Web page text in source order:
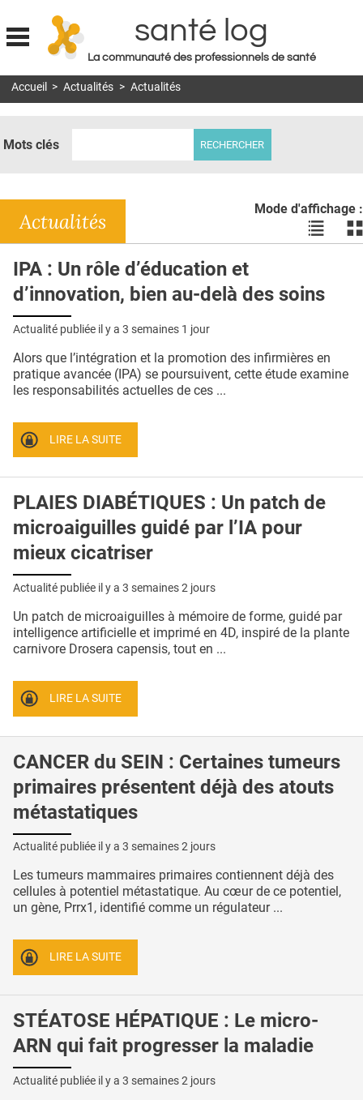
Jump to navigation
santé log
La communauté des professionnels de santé
MON COMPTE
DOSSIERS
RÉSEAUX
E-REVUE SAD
QUI SOMMES-NOUS ?
CONDITIONS GÉNÉRALES
CRÉDITS
Accueil > Actualités > Actualités
Mots clés
Mode d'affichage :
Voir
les
liste
les
Actualités
IPA : Un rôle d’éducation et
d’innovation, bien au-delà des soins
Actualité publiée il y a 3 semaines 1 jour
Alors que l’intégration et la promotion des infirmières en
pratique avancée (IPA) se poursuivent, cette étude examine
les responsabilités actuelles de ces ...
LIRE LA SUITE
PLAIES DIABÉTIQUES : Un patch de
microaiguilles guidé par l’IA pour
mieux cicatriser
Actualité publiée il y a 3 semaines 2 jours
Un patch de microaiguilles à mémoire de forme, guidé par
intelligence artificielle et imprimé en 4D, inspiré de la plante
carnivore Drosera capensis, tout en ...
LIRE LA SUITE
CANCER du SEIN : Certaines tumeurs
primaires présentent déjà des atouts
métastatiques
Actualité publiée il y a 3 semaines 2 jours
Les tumeurs mammaires primaires contiennent déjà des
cellules à potentiel métastatique. Au cœur de ce potentiel,
un gène, Prrx1, identifié comme un régulateur ...
LIRE LA SUITE
STÉATOSE HÉPATIQUE : Le micro-
ARN qui fait progresser la maladie
Actualité publiée il y a 3 semaines 2 jours